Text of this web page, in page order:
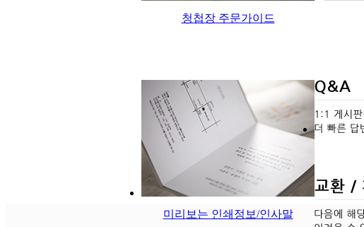
청첩장 주문가이드
미리보는 인쇄정보/인사말